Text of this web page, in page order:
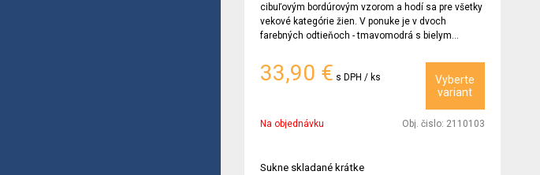
cibuľovým bordúrovým vzorom a hodí sa pre všetky
vekové kategórie žien. V ponuke je v dvoch
farebných odtieňoch - tmavomodrá s bielym
33,90 € s DPH / ks
Vyberte
variant
Na objednávku Obj. čislo: 2110103
Sukne skladané krátke